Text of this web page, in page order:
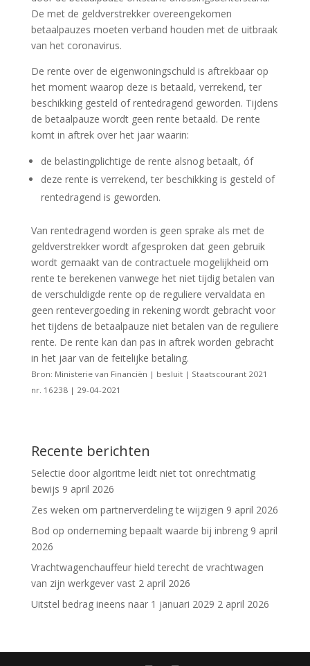
De met de geldverstrekker overeengekomen
betaalpauzes moeten verband houden met de uitbraak
van het coronavirus.
De rente over de eigenwoningschuld is aftrekbaar op
het moment waarop deze is betaald, verrekend, ter
beschikking gesteld of rentedragend geworden. Tijdens
de betaalpauze wordt geen rente betaald. De rente
komt in aftrek over het jaar waarin:
de belastingplichtige de rente alsnog betaalt, óf
deze rente is verrekend, ter beschikking is gesteld of
rentedragend is geworden.
Van rentedragend worden is geen sprake als met de
geldverstrekker wordt afgesproken dat geen gebruik
wordt gemaakt van de contractuele mogelijkheid om
rente te berekenen vanwege het niet tijdig betalen van
de verschuldigde rente op de reguliere vervaldata en
geen rentevergoeding in rekening wordt gebracht voor
het tijdens de betaalpauze niet betalen van de reguliere
rente. De rente kan dan pas in aftrek worden gebracht
in het jaar van de feitelijke betaling.
Bron: Ministerie van Financiën | besluit | Staatscourant 2021
nr. 16238 | 29-04-2021
Recente berichten
Selectie door algoritme leidt niet tot onrechtmatig
bewijs 9 april 2026
Zes weken om partnerverdeling te wijzigen 9 april 2026
Bod op onderneming bepaalt waarde bij inbreng 9 april
2026
Vrachtwagenchauffeur hield terecht de vrachtwagen
van zijn werkgever vast 2 april 2026
Uitstel bedrag ineens naar 1 januari 2029 2 april 2026